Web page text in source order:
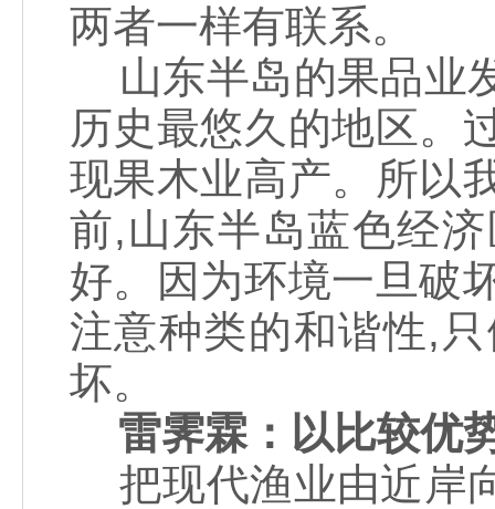
两者一样有联系。
山东半岛的果品业
历史最悠久的地区。
现果木业高产。所以
前,山东半岛蓝色经
好。因为环境一旦破
注意种类的和谐性,
坏。
雷霁霖：以比较优
把现代渔业由近岸